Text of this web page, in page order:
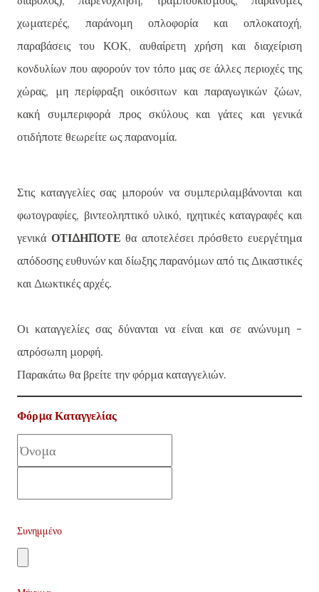
χωματερές, παράνομη οπλοφορία και οπλοκατοχή,
παραβάσεις του ΚΟΚ, αυθαίρετη χρήση και διαχείριση
κονδυλίων που αφορούν τον τόπο μας σε άλλες περιοχές της
χώρας, μη περίφραξη οικόσιτων και παραγωγικών ζώων,
κακή συμπεριφορά προς σκύλους και γάτες και γενικά
οτιδήποτε θεωρείτε ως παρανομία.
Στις καταγγελίες σας μπορούν να συμπεριλαμβάνονται και
φωτογραφίες, βιντεοληπτικό υλικό, ηχητικές καταγραφές και
γενικά ΟΤΙΔΗΠΟΤΕθα αποτελέσει πρόσθετο ευεργέτημα
απόδοσης ευθυνών και δίωξης παρανόμων από τις Δικαστικές
και Διωκτικές αρχές.
Οι καταγγελίες σας δύνανται να είναι και σε ανώνυμη -
απρόσωπη μορφή.
Παρακάτω θα βρείτε την φόρμα καταγγελιών.
Φόρμα Καταγγελίας
Συνημμένο